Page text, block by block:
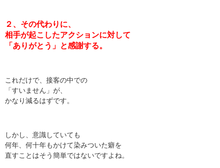
２、その代わりに、
相手が起こしたアクションに対して
「ありがとう」と感謝する。
これだけで、接客の中での
「すいません」が、
かなり減るはずです。
しかし、意識していても
何年、何十年もかけて染みついた癖を
直すことはそう簡単ではないですよね。